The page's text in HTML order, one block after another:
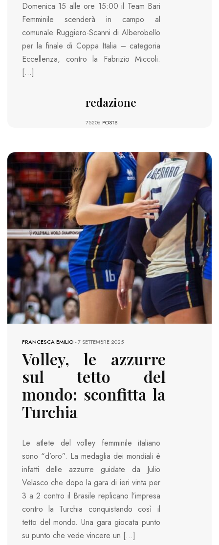
Domenica 15 alle ore 15:00 il Team Bari
Femminile scenderà in campo al
comunale Ruggiero-Scanni di Alberobello
per la finale di Coppa Italia – categoria
Eccellenza, contro la Fabrizio Miccoli.
[…]
redazione
75206 POSTS
822 VIEWS
FRANCESCA EMILIO -7 SETTEMBRE 2025
Volley, le azzurre
sul tetto del
mondo: sconfitta la
Turchia
Le atlete del volley femminile italiano
sono “d’oro”. La medaglia dei mondiali è
infatti delle azzurre guidate da Julio
Velasco che dopo la gara di ieri vinta per
3 a 2 contro il Brasile replicano l’impresa
contro la Turchia conquistando così il
tetto del mondo. Una gara giocata punto
su punto che vede vincere un […]